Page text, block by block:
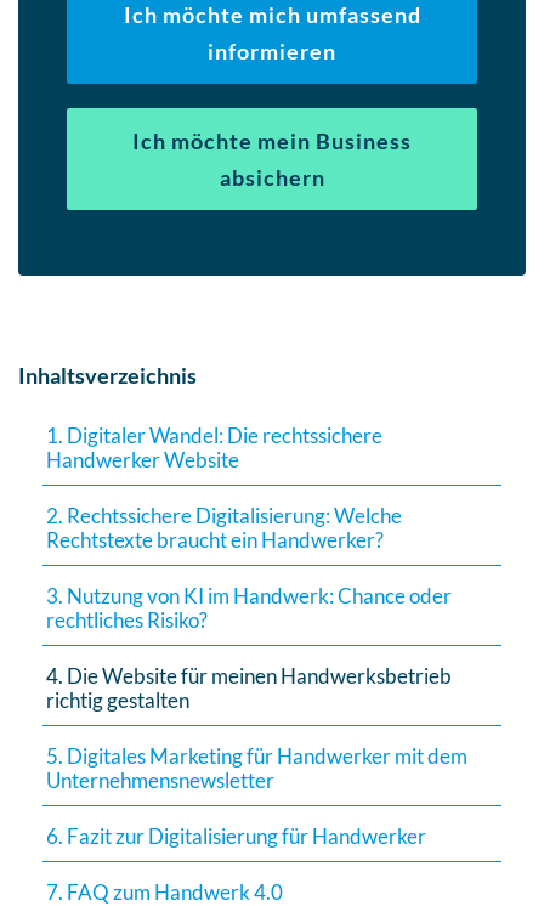
Ich möchte mich umfassend
informieren
Ich möchte mein Business
absichern
Inhaltsverzeichnis
1. Digitaler Wandel: Die rechtssichere
Handwerker Website
2. Rechtssichere Digitalisierung: Welche
Rechtstexte braucht ein Handwerker?
3. Nutzung von KI im Handwerk: Chance oder
rechtliches Risiko?
4. Die Website für meinen Handwerksbetrieb
richtig gestalten
5. Digitales Marketing für Handwerker mit dem
Unternehmensnewsletter
6. Fazit zur Digitalisierung für Handwerker
7. FAQ zum Handwerk 4.0